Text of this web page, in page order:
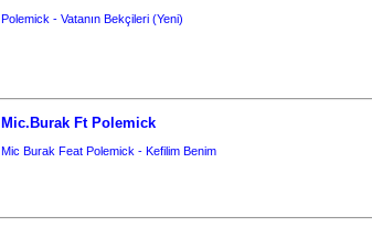
Polemick - Vatanın Bekçileri (Yeni)
Mic.Burak Ft Polemick
Mic Burak Feat Polemick - Kefilim Benim